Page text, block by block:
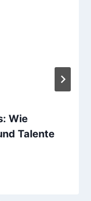
Wie
Talente